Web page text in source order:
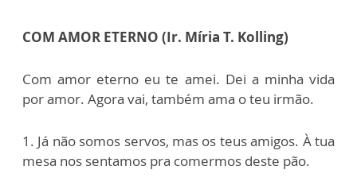
COM AMOR ETERNO (Ir. Míria T. Kolling)
Com amor eterno eu te amei. Dei a minha vida
por amor. Agora vai, também ama o teu irmão.
1. Já não somos servos, mas os teus amigos. À tua
mesa nos sentamos pra comermos deste pão.